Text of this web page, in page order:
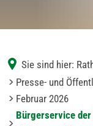
Sie sind hier:
Presse- und
Februar 2026
Bürgerservice